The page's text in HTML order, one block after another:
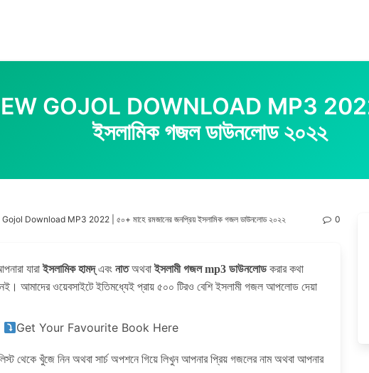
GOJOL DOWNLOAD MP3 2022 |
ইসলামিক গজল ডাউনলোড ২০২২
Download MP3 2022 | ৫০+ মাহে রমজানের জনপ্রিয় ইসলামিক গজল ডাউনলোড ২০২২ 0
যারা ইসলামিক হামদ্এবং নাতঅথবা ইসলামী গজল mp3 ডাউনলোডকরার কথা
আমাদের ওয়েবসাইটে ইতিমধ্যেই প্রায় ৫০০ টিরও বেশি ইসলামী গজল আপলোড দেয়া
Get Your Favourite Book Here
থেকে খুঁজে নিন অথবা সার্চ অপশনে গিয়ে লিখুন আপনার প্রিয় গজলের নাম অথবা আপনার